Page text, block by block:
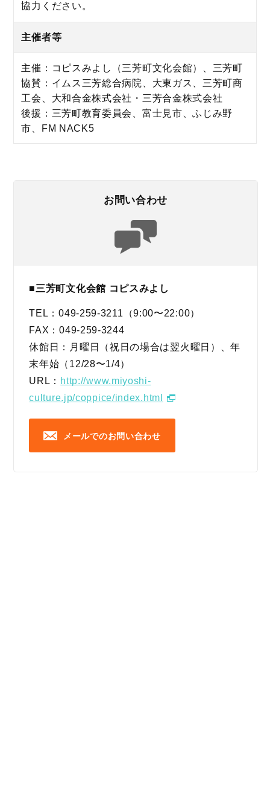
協力ください。
主催者等
主催：コピスみよし（三芳町文化会館）、三芳町
協賛：イムス三芳総合病院、大東ガス、三芳町商
工会、大和合金株式会社・三芳合金株式会社
後援：三芳町教育委員会、富士見市、ふじみ野
市、FM NACK5
お問い合わせ
■三芳町文化会館 コピスみよし
TEL：049-259-3211（9:00〜22:00）
FAX：049-259-3244
休館日：月曜日（祝日の場合は翌火曜日）、年
末年始（12/28〜1/4）
URL： http://www.miyoshi-
culture.jp/coppice/index.html
メールでのお問い合わせ